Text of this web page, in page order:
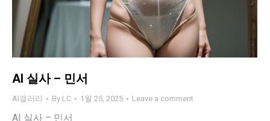
AI 실사 – 민서
AI갤러리 By LC 1월 25, 2025 Leave a comment
AI 실사 – 민서